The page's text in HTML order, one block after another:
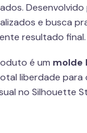
Desenvolvido
e busca
resultado final.
é um molde
liberdade para
no Silhouette